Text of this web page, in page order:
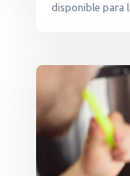
disponible para